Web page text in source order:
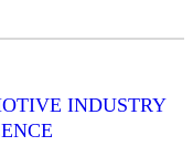
INDUSTRY